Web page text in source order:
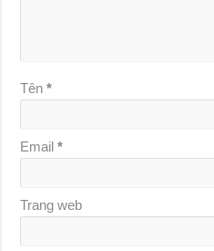
Tên*
Email*
Trang web